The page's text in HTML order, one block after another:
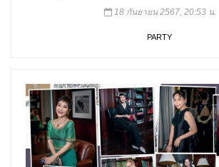
18 กันยายน 2567, 20:53 น.
PARTY